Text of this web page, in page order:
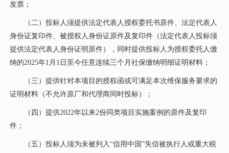
发票；
（二）投标人须提供法定代表人授权委托书原件、法定代表人
身份证复印件、被授权人身份证原件及复印件（法定代表人投标须
提供法定代表人身份证明原件），同时提供投标人为授权委托人缴
纳的2025年1月1日至今任意连续三个月社保缴纳明细证明材料；
（三）提供针对本项目的授权函或可满足本次维保服务要求的
证明材料（不允许原厂和代理商同时投标） ；
（四）提供2022年以来2份同类项目实施案例的原件及复印
件；
（五）投标人须为未被列入“信用中国”失信被执行人或重大税